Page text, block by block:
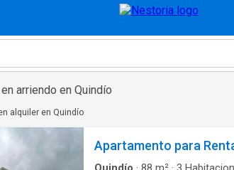
arriendo en Quindío
alquiler en Quindío
Apartamento para